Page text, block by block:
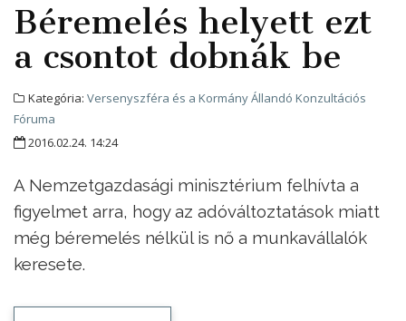
Béremelés helyett ezt
a csontot dobnák be
Kategória: Versenyszféra és a Kormány Állandó Konzultációs
Fóruma
2016.02.24. 14:24
A Nemzetgazdasági minisztérium felhívta a
figyelmet arra, hogy az adóváltoztatások miatt
még béremelés nélkül is nő a munkavállalók
keresete.